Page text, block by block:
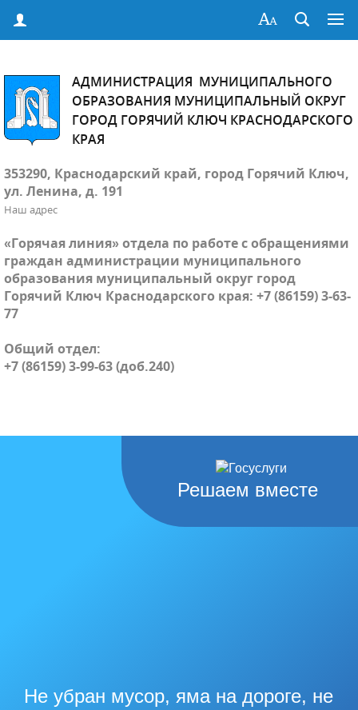
АДМИНИСТРАЦИЯ МУНИЦИПАЛЬНОГО
ОБРАЗОВАНИЯ МУНИЦИПАЛЬНЫЙ ОКРУГ
ГОРОД ГОРЯЧИЙ КЛЮЧ КРАСНОДАРСКОГО
КРАЯ
353290, Краснодарский край, город Горячий Ключ,
ул. Ленина, д. 191
Наш адрес
«Горячая линия» отдела по работе с обращениями
граждан администрации муниципального
образования муниципальный округ город
Горячий Ключ Краснодарского края: +7 (86159) 3-63-
77
Общий отдел:
+7 (86159) 3-99-63 (доб.240)
Решаем вместе
Не убран мусор, яма на дороге, не